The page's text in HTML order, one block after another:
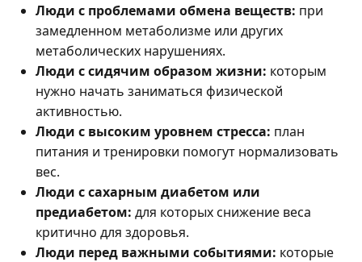
Люди с проблемами обмена веществ: при
замедленном метаболизме или других
метаболических нарушениях.
Люди с сидячим образом жизни: которым
нужно начать заниматься физической
активностью.
Люди с высоким уровнем стресса: план
питания и тренировки помогут нормализовать
вес.
Люди с сахарным диабетом или
предиабетом: для которых снижение веса
критично для здоровья.
Люди перед важными событиями: которые